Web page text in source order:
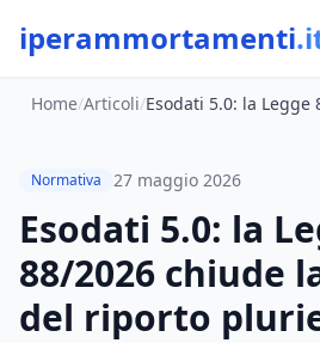
iperammortamenti
Home/Articoli/
Normativa 27 maggio 2026
Esodati 5.0: la
88/2026 chiude
del riporto